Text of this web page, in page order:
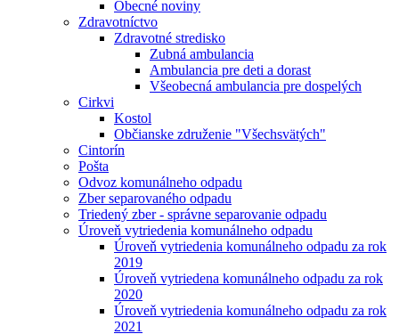
Obecné noviny
Zdravotníctvo
Zdravotné stredisko
Zubná ambulancia
Ambulancia pre deti a dorast
Všeobecná ambulancia pre dospelých
Cirkvi
Kostol
Občianske združenie "Všechsvätých"
Cintorín
Pošta
Odvoz komunálneho odpadu
Zber separovaného odpadu
Triedený zber - správne separovanie odpadu
Úroveň vytriedenia komunálneho odpadu
Úroveň vytriedenia komunálneho odpadu za rok
2019
Úroveň vytriedena komunálneho odpadu za rok
2020
Úroveň vytriedenia komunálneho odpadu za rok
2021